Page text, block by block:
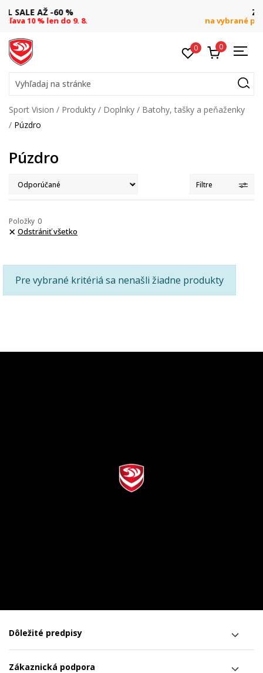
na vybrané produkty pre členov
0 0
Vyhľadaj na stránke
Sport Vision Produkty Doplnky
Batohy, tašky a peňaženky
Púzdro
Púzdro
Filtre
0
Položky
Odstrániť všetko
Pre vybrané kritériá sa nenašli žiadne produkty
Dôležité predpisy
Zákaznická podpora